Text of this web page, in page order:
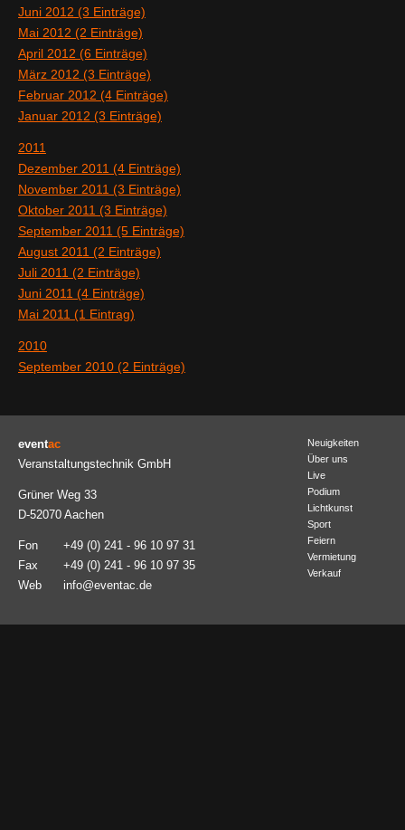
Juni 2012 (3 Einträge)
Mai 2012 (2 Einträge)
April 2012 (6 Einträge)
März 2012 (3 Einträge)
Februar 2012 (4 Einträge)
Januar 2012 (3 Einträge)
2011
Dezember 2011 (4 Einträge)
November 2011 (3 Einträge)
Oktober 2011 (3 Einträge)
September 2011 (5 Einträge)
August 2011 (2 Einträge)
Juli 2011 (2 Einträge)
Juni 2011 (4 Einträge)
Mai 2011 (1 Eintrag)
2010
September 2010 (2 Einträge)
eventac
Veranstaltungstechnik GmbH
Grüner Weg 33
D-52070 Aachen
Fon
+49 (0) 241 - 96 10 97 31
Fax
+49 (0) 241 - 96 10 97 35
Web
info@eventac.de
Neuigkeiten
Über uns
Live
Podium
Lichtkunst
Sport
Feiern
Vermietung
Verkauf